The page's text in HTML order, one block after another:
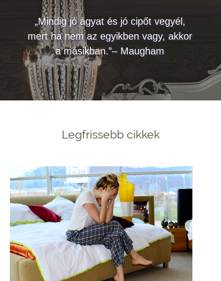
„Mindig jó ágyat és jó cipőt vegyél,
mert ha nem az egyikben vagy, akkor
a másikban.”– Maugham
Legfrissebb cikkek